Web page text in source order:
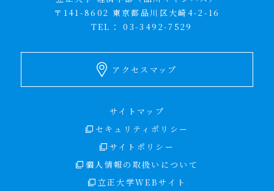
〒141-8602 東京都品川区大崎4-2-16
TEL：03-3492-7529
アクセスマップ
サイトマップ
セキュリティポリシー
サイトポリシー
個人情報の取扱いについて
立正大学WEBサイト